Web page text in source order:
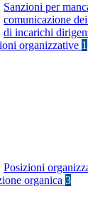
Sanzioni per
comunicazione
di incarichi
organizzative 1
Posizioni
organica 3